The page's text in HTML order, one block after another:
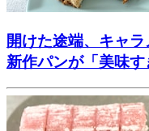
開けた途端、キャ
新作パンが「美味す